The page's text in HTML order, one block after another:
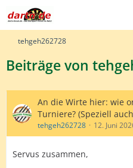
tehgeh262728
Beiträge von
An die Wirte hier: wie
Turniere? (Speziell
tehgeh262728 12. Juni
Servus zusammen,